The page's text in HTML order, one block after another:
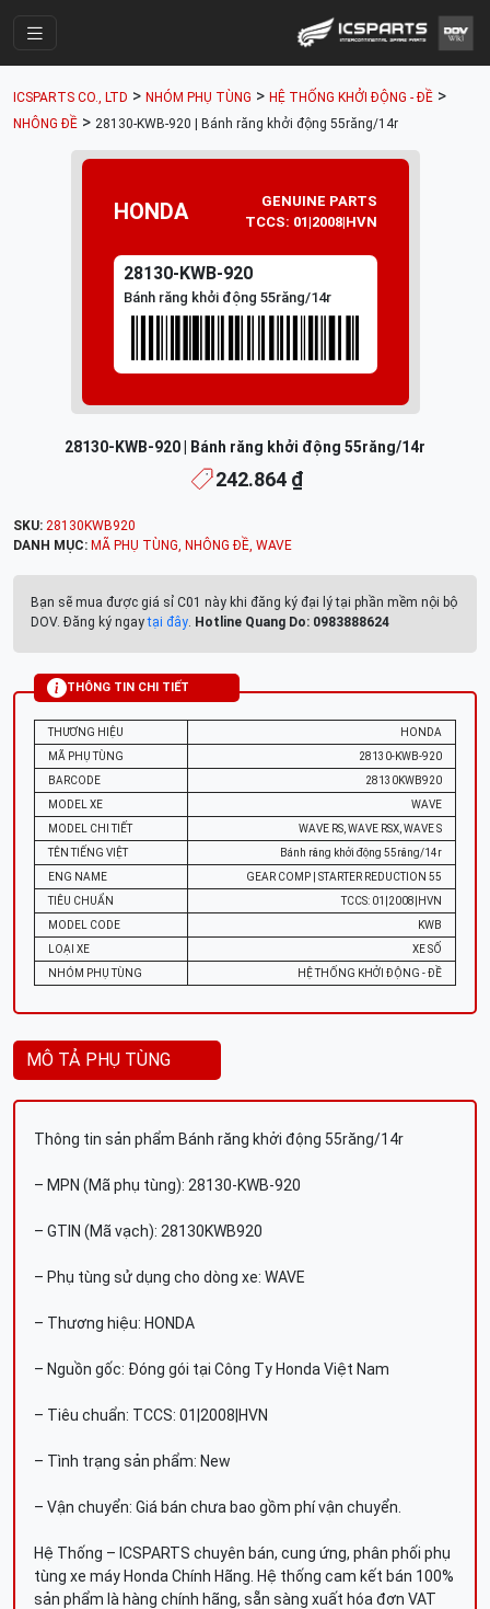
Cửa Hàng
Parts Catalogue
Mã Phụ Tùng
Tài khoản
ICSPARTS CO., LTD > NHÓM PHỤ TÙNG > HỆ THỐNG KHỞI ĐỘNG - ĐỀ >
NHÔNG ĐỀ > 28130-KWB-920 | Bánh răng khởi động 55răng/14r
HONDA
GENUINE PARTS
TCCS: 01|2008|HVN
28130-KWB-920
Bánh răng khởi động 55răng/14r
28130-KWB-920 | Bánh răng khởi động 55răng/14r
242.864 ₫
SKU: 28130KWB920
DANH MỤC: MÃ PHỤ TÙNG, NHÔNG ĐỀ, WAVE
Bạn sẽ mua được giá sỉ C01 này khi đăng ký đại lý tại phần mềm nội bộ
DOV. Đăng ký ngaytại đây. Hotline Quang Do: 0983888624
THÔNG TIN CHI TIẾT
THƯƠNG HIỆU
HONDA
MÃ PHỤ TÙNG
28130-KWB-920
BARCODE
28130KWB920
MODEL XE
WAVE
MODEL CHI TIẾT
WAVE RS, WAVE RSX, WAVE S
TÊN TIẾNG VIỆT
Bánh răng khởi động 55răng/14r
ENG NAME
GEAR COMP | STARTER REDUCTION 55
TIÊU CHUẨN
TCCS: 01|2008|HVN
MODEL CODE
KWB
LOẠI XE
XE SỐ
NHÓM PHỤ TÙNG
HỆ THỐNG KHỞI ĐỘNG - ĐỀ
MÔ TẢ PHỤ TÙNG
Thông tin sản phẩm Bánh răng khởi động 55răng/14r
– MPN (Mã phụ tùng): 28130-KWB-920
– GTIN (Mã vạch): 28130KWB920
– Phụ tùng sử dụng cho dòng xe: WAVE
– Thương hiệu: HONDA
– Nguồn gốc: Đóng gói tại Công Ty Honda Việt Nam
– Tiêu chuẩn: TCCS: 01|2008|HVN
– Tình trạng sản phẩm: New
– Vận chuyển: Giá bán chưa bao gồm phí vận chuyển.
Hệ Thống – ICSPARTS chuyên bán, cung ứng, phân phối phụ
tùng xe máy Honda Chính Hãng. Hệ thống cam kết bán 100%
sản phẩm là hàng chính hãng, sẵn sàng xuất hóa đơn VAT